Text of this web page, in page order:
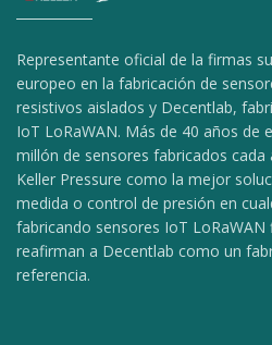
Representante oficial de la firmas
europeo en la fabricación de
resistivos aislados y Decentlab,
IoT LoRaWAN. Más de 40 años de
millón de sensores fabricados
Keller Pressure como la mejor
medida o control de presión en
fabricando sensores IoT LoRaWAN
reafirman a Decentlab como un
referencia.